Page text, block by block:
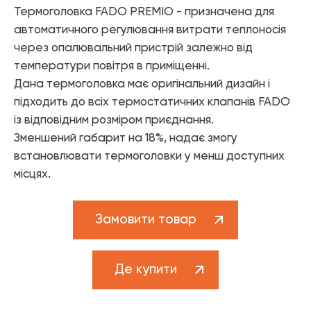
Термоголовка FADO PREMIO - призначена для
автоматичного регулювання витрати теплоносія
через опалювальний пристрій залежно від
температури повітря в приміщенні.
Дана термоголовка має оригінальний дизайн і
підходить до всіх термостатичних клапанів FADO
із відповідним розміром приєднання.
Зменшений габарит на 18%, надає змогу
встановлювати термоголовки у менш доступних
місцях.
Замовити товар
Де купити